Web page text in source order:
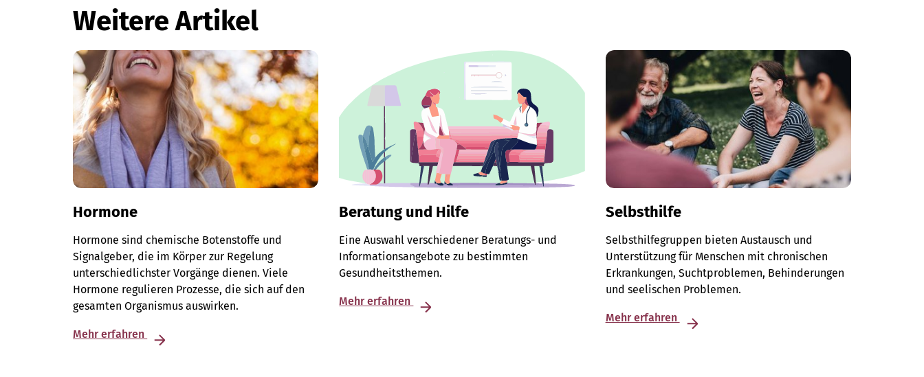
Weitere Artikel
Hormone
Hormone sind chemische Botenstoffe und
Signalgeber, die im Körper zur Regelung
unterschiedlichster Vorgänge dienen. Viele
Hormone regulieren Prozesse, die sich auf den
gesamten Organismus auswirken.
Mehr erfahren
Beratung und Hilfe
Eine Auswahl verschiedener Beratungs- und
Informationsangebote zu bestimmten
Gesundheitsthemen.
Mehr erfahren
Selbsthilfe
Selbsthilfegruppen bieten Austausch und
Unterstützung für Menschen mit chronischen
Erkrankungen, Suchtproblemen, Behinderungen
und seelischen Problemen.
Mehr erfahren